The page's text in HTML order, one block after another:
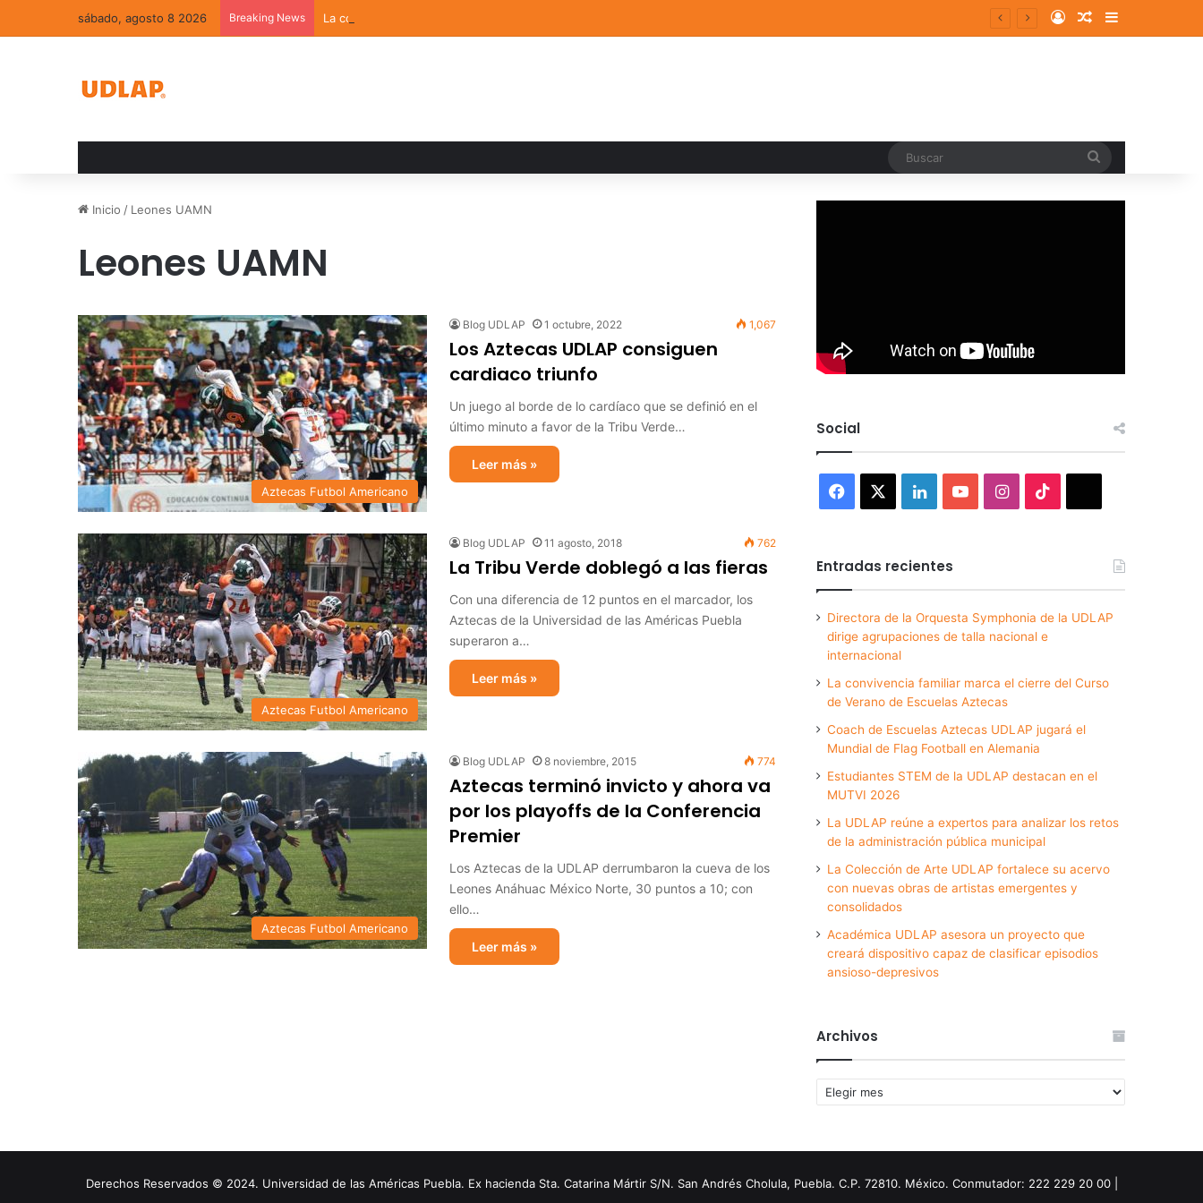
sábado, agosto 8 2026 Breaking News La convivencia familiar marca el cierre del Curso de Verano de Escuelas Aztecas Log InRandom Article
Sidebar
Inicio / Leones UAMN
Leones UAMN
Aztecas Futbol Americano
Blog UDLAP 1 octubre, 2022 1,067
Los Aztecas UDLAP consiguen
cardiaco triunfo
Un juego al borde de lo cardíaco que se definió en el
último minuto a favor de la Tribu Verde…
Leer más »
Aztecas Futbol Americano
Blog UDLAP 11 agosto, 2018 762
La Tribu Verde doblegó a las fieras
Con una diferencia de 12 puntos en el marcador, los
Aztecas de la Universidad de las Américas Puebla
superaron a…
Leer más »
Aztecas Futbol Americano
Blog UDLAP 8 noviembre, 2015 774
Aztecas terminó invicto y ahora va
por los playoffs de la Conferencia
Premier
Los Aztecas de la UDLAP derrumbaron la cueva de los
Leones Anáhuac México Norte, 30 puntos a 10; con
ello…
Leer más »
Social
Facebook LinkedInYouTubeInstagram
Entradas recientes
Directora de la Orquesta Symphonia de la UDLAP
dirige agrupaciones de talla nacional e
internacional
La convivencia familiar marca el cierre del Curso
de Verano de Escuelas Aztecas
Coach de Escuelas Aztecas UDLAP jugará el
Mundial de Flag Football en Alemania
Estudiantes STEM de la UDLAP destacan en el
MUTVI 2026
La UDLAP reúne a expertos para analizar los retos
de la administración pública municipal
La Colección de Arte UDLAP fortalece su acervo
con nuevas obras de artistas emergentes y
consolidados
Académica UDLAP asesora un proyecto que
creará dispositivo capaz de clasificar episodios
ansioso-depresivos
Archivos
Archivos
Derechos Reservados © 2024. Universidad de las Américas Puebla. Ex hacienda Sta. Catarina Mártir S/N. San Andrés Cholula, Puebla. C.P. 72810. México. Conmutador: 222 229 20 00 |